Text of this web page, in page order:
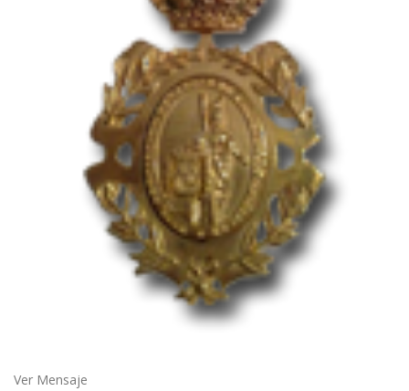
Ver Mensaje